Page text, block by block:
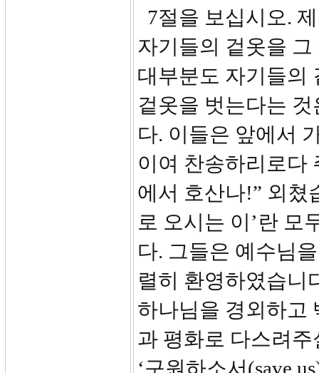
7절을 보십시오.
자기들의 겉옷을
대부분도 자기들의
겉옷을 벗는다는
다. 이들은 앞에서
이여 찬송하리로다
에서 호산나!” 외쳤
로 오시는 이’란 모
다. 그들은 예수님
렬히 환영하였습니
하나님을 경외하고
과 평화로 다스려주
‘구원하소서(save